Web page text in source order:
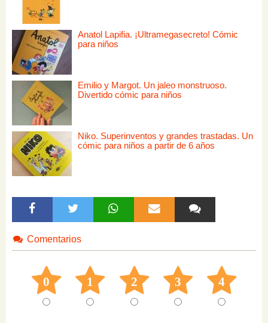
Anatol Lapifia. ¡Ultramegasecreto! Cómic
para niños
Emilio y Margot. Un jaleo monstruoso.
Divertido cómic para niños
Niko. Superinventos y grandes trastadas. Un
cómic para niños a partir de 6 años
Comentarios
0 1 2 3 4